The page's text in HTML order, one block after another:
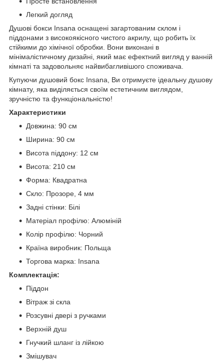
Легкий догляд
Душові бокси Insana оснащені загартованим склом і
піддонами з високоякісного чистого акрилу, що робить їх
стійкими до хімічної обробки. Вони виконані в
мінімалістичному дизайні, який має ефектний вигляд у ванній
кімнаті та задовольняє найвибагливішого споживача.
Купуючи душовий бокс Insana, Ви отримуєте ідеальну душову
кімнату, яка виділяється своїм естетичним виглядом,
зручністю та функціональністю!
Характеристики
Довжина: 90 см
Ширина: 90 см
Висота піддону: 12 см
Висота: 210 см
Форма: Квадратна
Скло: Прозоре, 4 мм
Задні стінки: Білі
Матеріал профілю: Алюміній
Колір профілю: Чорний
Країна виробник: Польща
Торгова марка: Insana
Комплектація:
Піддон
Вітраж зі скла
Розсувні двері з ручками
Верхній душ
Гнучкий шланг із лійкою
Змішувач